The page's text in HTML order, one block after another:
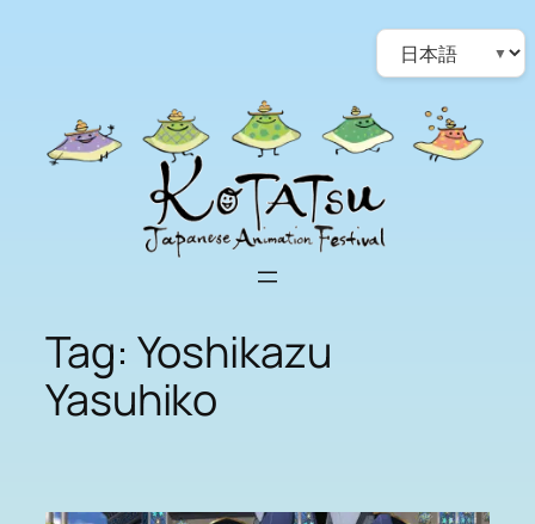
Choose
a
language
Tag: Yoshikazu
Yasuhiko